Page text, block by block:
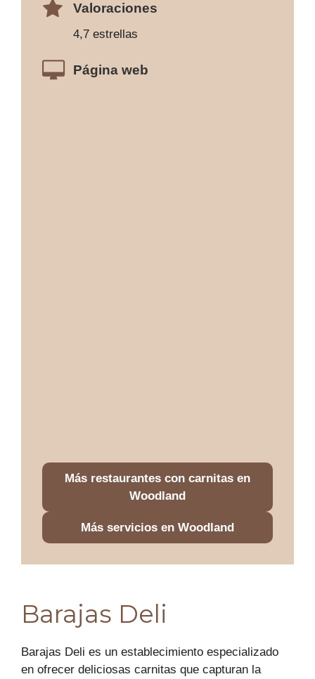
Valoraciones
4,7 estrellas
Página web
Más restaurantes con carnitas en
Woodland
Más servicios en Woodland
Barajas Deli
Barajas Deli es un establecimiento especializado
en ofrecer deliciosas carnitas que capturan la